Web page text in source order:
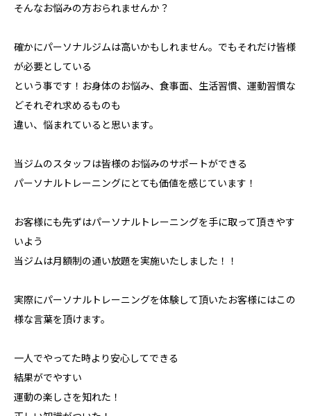
そんなお悩みの方おられませんか？
確かにパーソナルジムは高いかもしれません。でもそれだけ皆様
が必要としている
という事です！お身体のお悩み、食事面、生活習慣、運動習慣な
どそれぞれ求めるものも
違い、悩まれていると思います。
当ジムのスタッフは皆様のお悩みのサポートができる
パーソナルトレーニングにとても価値を感じています！
お客様にも先ずはパーソナルトレーニングを手に取って頂きやす
いよう
当ジムは月額制の通い放題を実施いたしました！！
実際にパーソナルトレーニングを体験して頂いたお客様にはこの
様な言葉を頂けます。
一人でやってた時より安心してできる
結果がでやすい
運動の楽しさを知れた！